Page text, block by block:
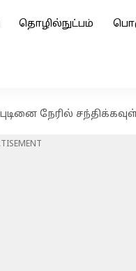
தொழில்நுட்பம்
நேரில்